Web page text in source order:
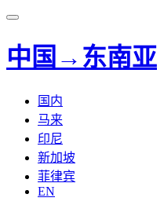
中国→东南亚
国内
马来
印尼
新加坡
菲律宾
EN